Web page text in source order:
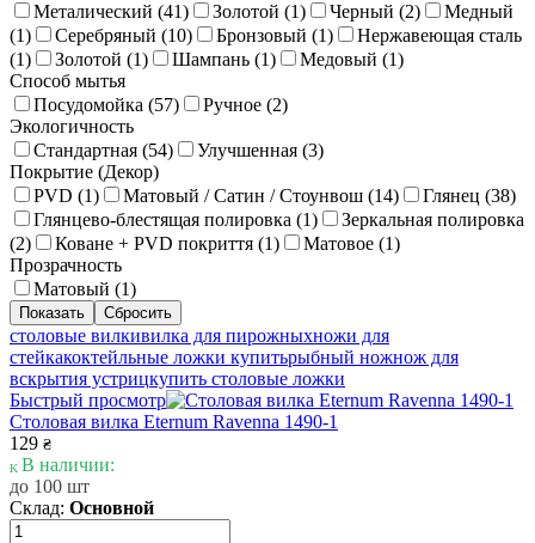
Металический (41) Золотой (1) Черный (2)
Медный
(1) Серебряный (10) Бронзовый (1)
Нержавеющая сталь
(1) Золотой (1) Шампань (1) Медовый (1)
Способ мытья
Посудомойка (57) Ручное (2)
Экологичность
Стандартная (54) Улучшенная (3)
Покрытие (Декор)
PVD (1) Матовый / Сатин / Стоунвош (14) Глянец (38)
Глянцево-блестящая полировка (1)
Зеркальная полировка
(2) Коване + PVD покриття (1) Матовое (1)
Прозрачность
Матовый (1)
столовые вилкивилка для пирожныхножи для
стейкакоктейльные ложки купитьрыбный ножнож для
вскрытия устрицкупить столовые ложки
Быстрый просмотр
Столовая вилка Eternum Ravenna 1490-1
129 ₴
В наличии:
до 100 шт
Склад: Основной